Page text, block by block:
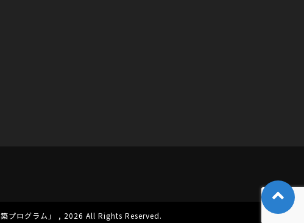
プログラム」 , 2026 All Rights Reserved.